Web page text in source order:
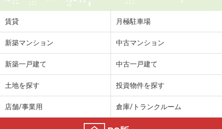
賃貸 月極駐車場
新築マンション 中古マンション
新築一戸建て 中古一戸建て
土地を探す 投資物件を探す
店舗/事業用 倉庫/トランクルーム